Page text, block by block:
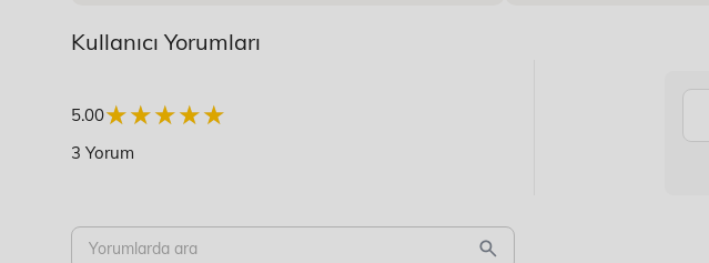
Kullanıcı Yorumları
5.00★★★★★
★★★★★
3 Yorum